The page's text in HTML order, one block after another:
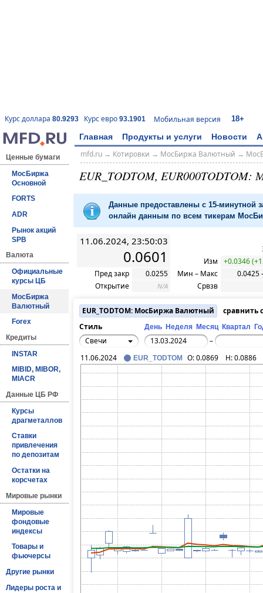
Курс доллара 80.9293 Курс евро 93.1901 Мобильная версия 18+
Главная Продукты и услуги Новости
Ценные бумаги
МосБиржа
Основной
FORTS
ADR
Рынок акций
SPB
Валюта
Официальные
курсы ЦБ
МосБиржа
Валютный
Forex
Кредиты
INSTAR
MIBID, MIBOR,
MIACR
Данные ЦБ РФ
Курсы
драгметаллов
Ставки
привлечения
по депозитам
Остатки на
корсчетах
Мировые рынки
Мировые
фондовые
индексы
Товары и
фьючерсы
Другие рынки
Лидеры роста и
mfd.ru→ Котировки → МосБиржа Валютный →
EUR_TODTOM,
Данные предоставлены с 15-минутной
онлайн данным по всем тикерам
11.06.2024, 23:50:03
0.0601
Пред закр
0.0255
Открытие
N/A
Изм
+0.0346
Мин – Макс
0.0425
Срвзв
EUR_TODTOM: МосБиржа Валютный
сравнить
Стиль
День Неделя Месяц Квартал
Свечи
–
11.06.2024
EUR_TODTOM O:0.0869 H:0.0886